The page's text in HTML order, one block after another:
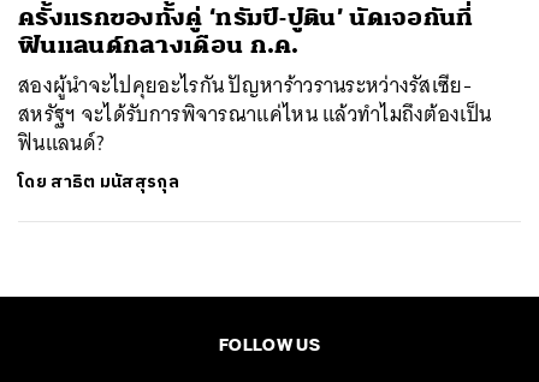
ครั้งแรกของทั้งคู่ ‘ทรัมป์-ปูติน’ นัดเจอกันที่
ฟินแลนด์กลางเดือน ก.ค.
สองผู้นำจะไปคุยอะไรกัน ปัญหาร้าวรานระหว่างรัสเซีย-
สหรัฐฯ จะได้รับการพิจารณาแค่ไหน แล้วทำไมถึงต้องเป็น
ฟินแลนด์?
โดย สาธิต มนัสสุรกุล
FOLLOW US